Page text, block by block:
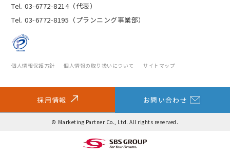
Tel. 03-6772-8214（代表）
Tel. 03-6772-8195（プランニング事業部）
個人情報保護方針 個人情報の取り扱いについて サイトマップ
採用情報 お問い合わせ
© Marketing Partner Co., Ltd. All rights reserved.